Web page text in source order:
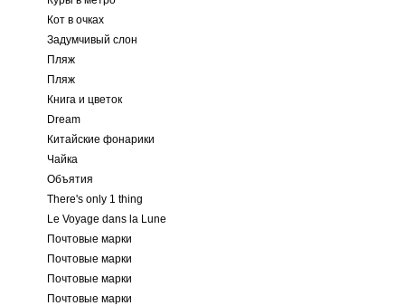
Кот в очках
Задумчивый слон
Пляж
Пляж
Книга и цветок
Dream
Китайские фонарики
Чайка
Объятия
There's only 1 thing
Le Voyage dans la Lune
Почтовые марки
Почтовые марки
Почтовые марки
Почтовые марки